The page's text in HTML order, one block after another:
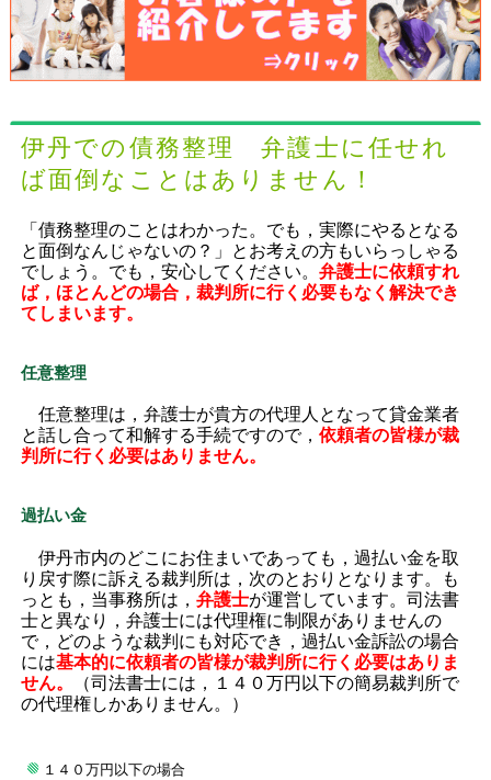
伊丹での債務整理 弁護士に任せれ
ば面倒なことはありません！
「債務整理のことはわかった。でも，実際にやるとなる
と面倒なんじゃないの？」とお考えの方もいらっしゃる
でしょう。でも，安心してください。 弁護士に依頼すれ
ば，ほとんどの場合，裁判所に行く必要もなく解決でき
てしまいます。
任意整理
任意整理は，弁護士が貴方の代理人となって貸金業者
と話し合って和解する手続ですので， 依頼者の皆様が裁
判所に行く必要はありません。
過払い金
伊丹市内のどこにお住まいであっても，過払い金を取
り戻す際に訴える裁判所は，次のとおりとなります。も
っとも，当事務所は， 弁護士が運営しています。司法書
士と異なり，弁護士には代理権に制限がありませんの
で，どのような裁判にも対応でき，過払い金訴訟の場合
には基本的に依頼者の皆様が裁判所に行く必要はありま
せん。
（司法書士には，１４０万円以下の簡易裁判所で
の代理権しかありません。）
１４０万円以下の場合